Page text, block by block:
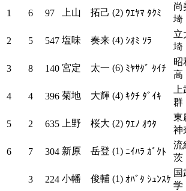
1 6 97 上山 拓己 (2) ｳｴﾔﾏ ﾀｸﾐ
尚
2 5 547 塩味 奏来 (4) ｼｵﾐ ｿﾗ
立
3 8 140 宮定 太一 (6) ﾐﾔｻﾀﾞ ﾀｲﾁ
昭
4 4 396 菊地 大輝 (4) ｷｸﾁ ﾀﾞｲｷ
5 2 635 上野 桜大 (2) ｳｴﾉ ｵｳﾀ
東
神
6 7 304 新原 岳登 (1) ﾆｲﾊﾗ ｶﾞｸﾄ
流
3 224 小幡 俊輔 (1) ｵﾊﾞﾀ ｼｭﾝｽｹ
国